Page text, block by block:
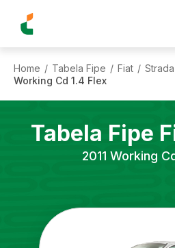
Home / Tabela Fipe / Fiat / Strada
Working Cd 1.4 Flex
Tabela Fipe
2011 Working